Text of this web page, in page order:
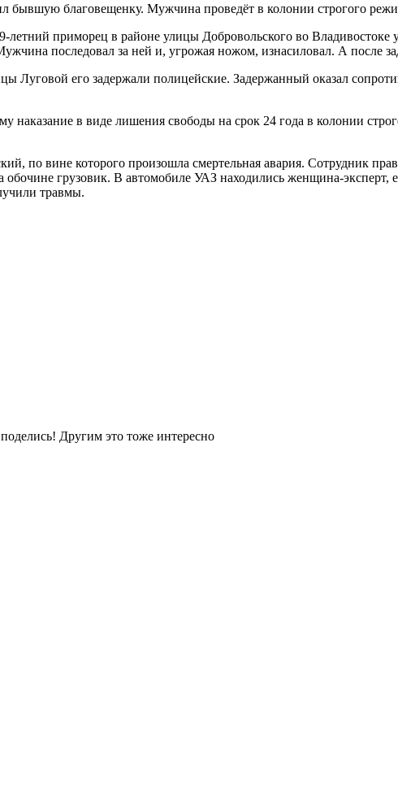
благовещенку. Мужчина проведёт в колонии строгого
летний приморец в районе улицы Добровольского во
последовал за ней и, угрожая ножом, изнасиловал. А после
Луговой его задержали полицейские. Задержанный оказал
в виде лишения свободы на срок 24 года в колонии
по вине которого произошла смертельная авария. Сотрудник
грузовик. В автомобиле УАЗ находились женщина-
травмы.
Другим это тоже интересно